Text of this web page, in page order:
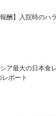
報酬】入院時のハ
ア最大の日本食
レポート